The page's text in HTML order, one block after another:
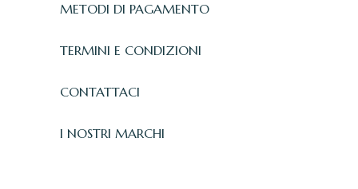
METODI DI PAGAMENTO
TERMINI E CONDIZIONI
CONTATTACI
I NOSTRI MARCHI